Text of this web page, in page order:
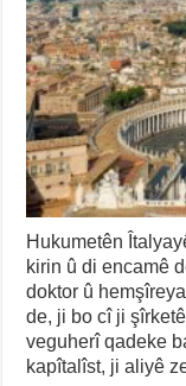
Hukumetên
kirin û di encamê
doktor û
de, ji bo cî ji
veguherî qadeke
kapîtalîst, ji aliyê